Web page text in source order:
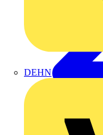
DEHN